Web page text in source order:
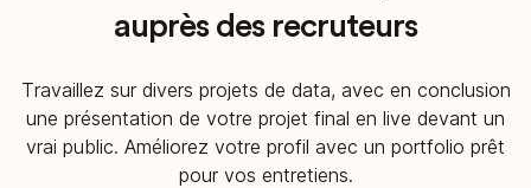
auprès des recruteurs
Travaillez sur divers projets de data, avec en conclusion
une présentation de votre projet final en live devant un
vrai public. Améliorez votre profil avec un portfolio prêt
pour vos entretiens.